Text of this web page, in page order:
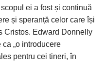
ei a fost și continuă
și speranță celor care își
Cristos. Edward Donnelly
„o introducere
pentru cei tineri, în